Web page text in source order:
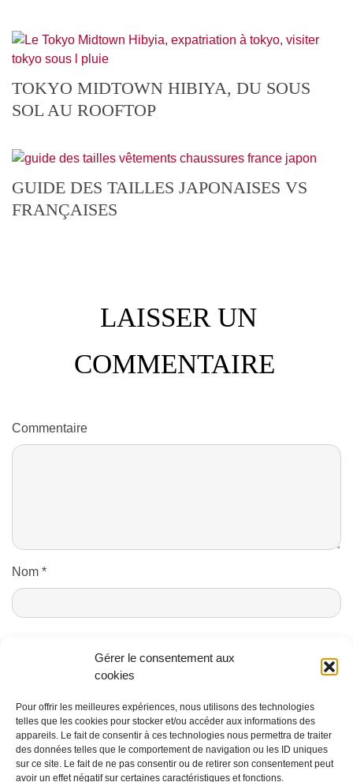
Gérer le consentement aux
cookies
Pour offrir les meilleures expériences, nous utilisons des technologies
telles que les cookies pour stocker et/ou accéder aux informations des
appareils. Le fait de consentir à ces technologies nous permettra de traiter
des données telles que le comportement de navigation ou les ID uniques
sur ce site. Le fait de ne pas consentir ou de retirer son consentement peut
avoir un effet négatif sur certaines caractéristiques et fonctions.
TOKYO MIDTOWN HIBIYA, DU SOUS
SOL AU ROOFTOP
GUIDE DES TAILLES JAPONAISES VS
FRANÇAISES
LAISSER UN
COMMENTAIRE
Commentaire
Nom *